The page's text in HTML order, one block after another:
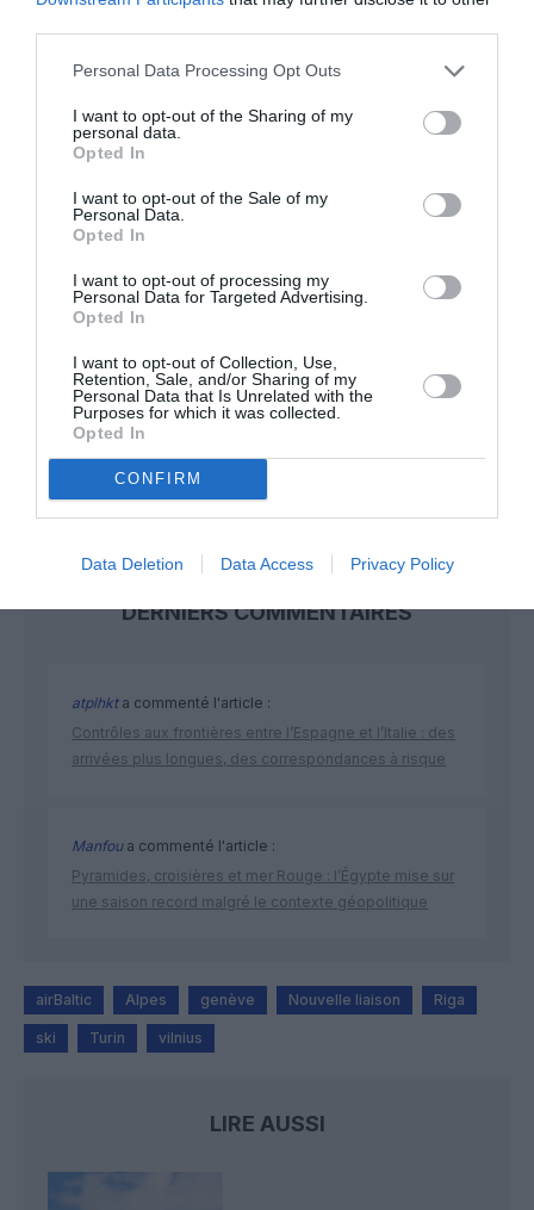
Personal Data Processing Opt Outs
I want to opt-out of the Sharing of my
personal data.
Opted In
I want to opt-out of the Sale of my
Personal Data.
Opted In
I want to opt-out of processing my
Personal Data for Targeted Advertising.
Opted In
I want to opt-out of Collection, Use,
Retention, Sale, and/or Sharing of my
Personal Data that Is Unrelated with the
Purposes for which it was collected.
Opted In
CONFIRM
Data Deletion Data Access Privacy Policy
Aucun commentaire !
FAIRE UN DON
Soutenez Air Journal participez
à son
NOUS SOUTENIR
DERNIERS COMMENTAIRES
atplhkta commenté l'article :
Contrôles aux frontières entre l’Espagne et l’Italie : des
arrivées plus longues, des correspondances à risque
Manfoua commenté l'article :
Pyramides, croisières et mer Rouge : l’Égypte mise sur
une saison record malgré le contexte géopolitique
airBaltic Alpes genève Nouvelle liaison Riga
ski Turin vilnius
LIRE AUSSI